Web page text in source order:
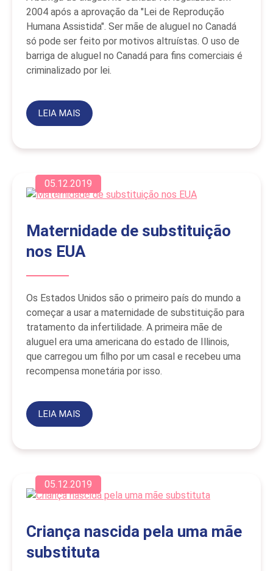
2004 após a aprovação da "Lei de Reprodução
Humana Assistida". Ser mãe de aluguel no Canadá
só pode ser feito por motivos altruístas. O uso de
barriga de aluguel no Canadá para fins comerciais é
criminalizado por lei.
LEIA MAIS
05.12.2019
Maternidade de substituição
nos EUA
Os Estados Unidos são o primeiro país do mundo a
começar a usar a maternidade de substituição para
tratamento da infertilidade. A primeira mãe de
aluguel era uma americana do estado de Illinois,
que carregou um filho por um casal e recebeu uma
recompensa monetária por isso.
LEIA MAIS
05.12.2019
Criança nascida pela uma mãe
substituta